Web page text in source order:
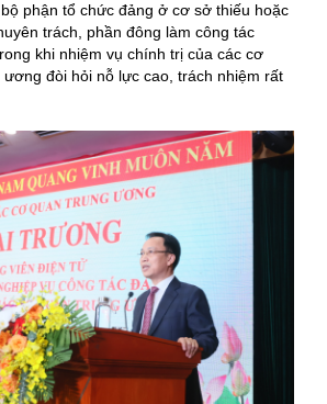
phận tổ chức đảng ở cơ sở thiếu hoặc
trách, phần đông làm công tác
khi nhiệm vụ chính trị của các cơ
đòi hỏi nỗ lực cao, trách nhiệm rất